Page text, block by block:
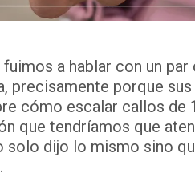
a hablar con un
precisamente porque
cómo escalar callos de
que tendríamos que
solo dijo lo mismo sino